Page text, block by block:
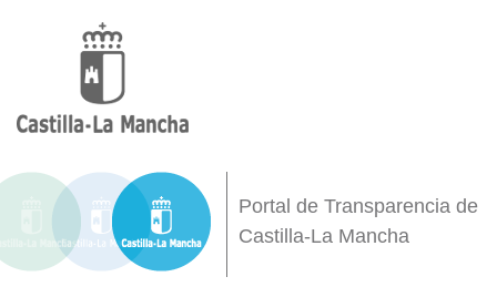
Portal de Transparencia de
Castilla-La Mancha